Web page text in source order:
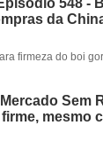
da
firmeza do boi
Sem
mesmo